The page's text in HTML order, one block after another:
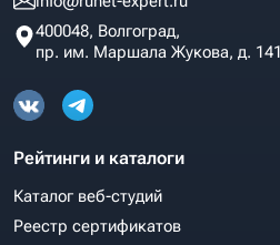
400048, Волгоград,
пр. им. Маршала Жукова, д. 141
Рейтинги и каталоги
Каталог веб-студий
Реестр сертификатов